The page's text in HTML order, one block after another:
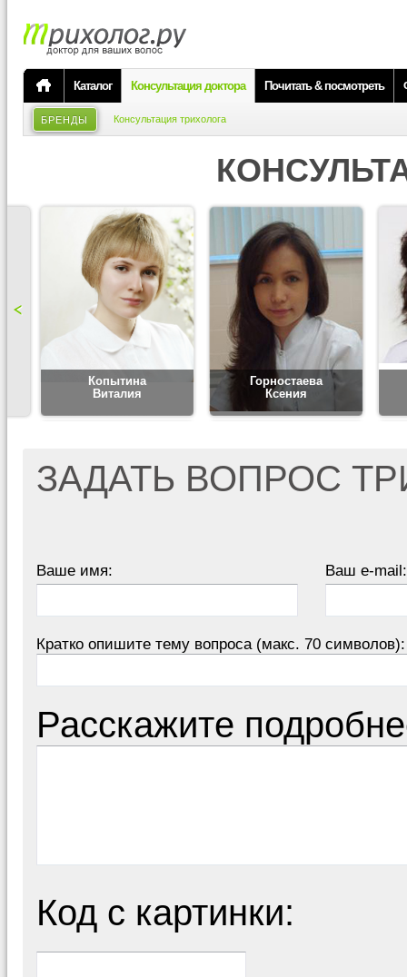
Каталог Консультация доктора Почитать & посмотреть
БРЕНДЫ Консультация трихолога
Копытина
Виталия
Горностаева
Ксения
ЗАДАТЬ ВОПРОС
Ваше имя: Ваш e-mail:
Кратко опишите тему вопроса (макс. 70 символов):
Расскажите
Код с картинки: